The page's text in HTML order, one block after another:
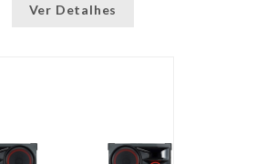
Ver Detalhes